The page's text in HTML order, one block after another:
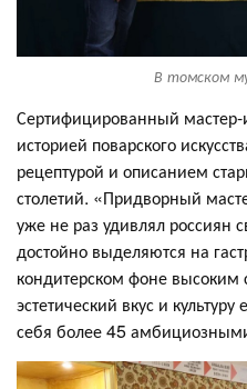
В томском
Сертифицированный
историей поварского
рецептурой и описанием
столетий. «Придворный
уже не раз удивлял россиян
достойно выделяются на
кондитерском фоне высоким
эстетический вкус и
себя более 45